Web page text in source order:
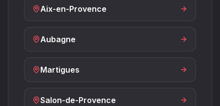
Aix-en-Provence
Aubagne
Martigues
Salon-de-Provence